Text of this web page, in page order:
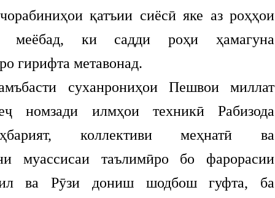
қатъии сиёсӣ яке аз роҳҳои
меёбад, ки садди роҳи ҳамагуна
гирифта метавонад.
суханрониҳои Пешвои миллат
номзади илмҳои техникӣ Рабизода
коллективи меҳнатӣ ва
муассисаи таълимӣро бо фарорасии
ва Рӯзи дониш шодбош гуфта, ба